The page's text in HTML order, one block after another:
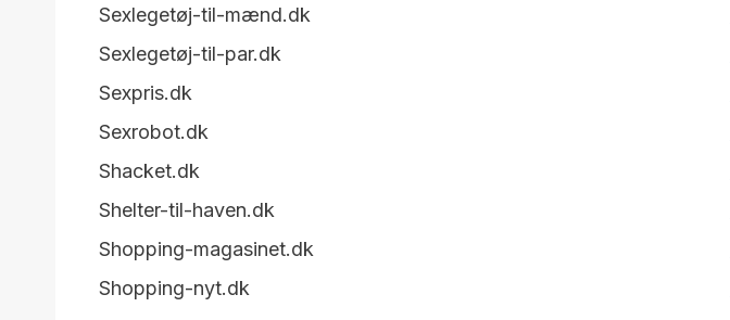
Sexlegetøj-til-mænd.dk
Sexlegetøj-til-par.dk
Sexpris.dk
Sexrobot.dk
Shacket.dk
Shelter-til-haven.dk
Shopping-magasinet.dk
Shopping-nyt.dk